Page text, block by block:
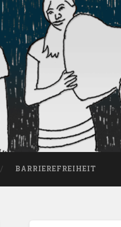
BARRIEREFREIHEIT